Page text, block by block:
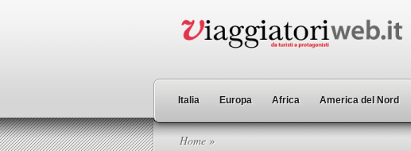
Italia Europa Africa America del Nord
Home »